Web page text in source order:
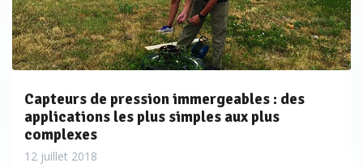
Capteurs de pression immergeables : des
applications les plus simples aux plus
complexes
12 juillet 2018